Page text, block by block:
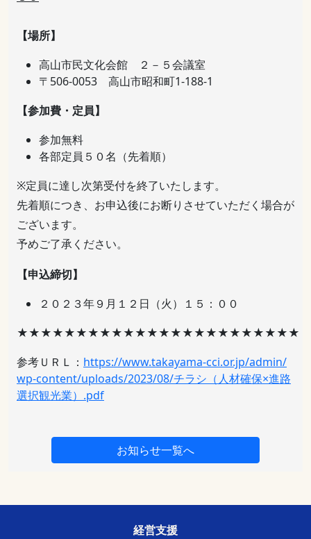
【場所】
高山市民文化会館 ２－５会議室
〒506-0053 高山市昭和町1-188-1
【参加費・定員】
参加無料
各部定員５０名（先着順）
※定員に達し次第受付を終了いたします。
先着順につき、お申込後にお断りさせていただく場合が
ございます。
予めご了承ください。
【申込締切】
２０２３年９月１２日（火）１５：００
★★★★★★★★★★★★★★★★★★★★★★★★
参考ＵＲＬ： https://www.takayama-cci.or.jp/admin/
wp-content/uploads/2023/08/チラシ（人材確保×進路
選択観光業）.pdf
お知らせ一覧へ
経営支援